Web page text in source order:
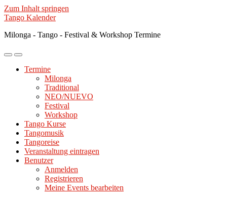
Zum Inhalt springen
Tango Kalender
Milonga - Tango - Festival & Workshop Termine
Mobile-
ein-/ausblenden
Suchfeld
ein-/ausblenden
Termine
Milonga
Traditional
NEO/NUEVO
Festival
Workshop
Tango Kurse
Tangomusik
Tangoreise
Veranstaltung eintragen
Benutzer
Anmelden
Registrieren
Meine Events bearbeiten